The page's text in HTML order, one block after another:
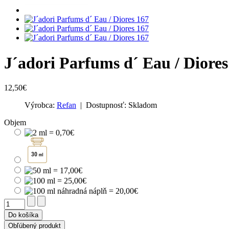
J´adori Parfums d´ Eau /
12,50€
Výrobca: Refan | Dostupnosť: Skladom
Objem
Do košíka
Obľúbený produkt